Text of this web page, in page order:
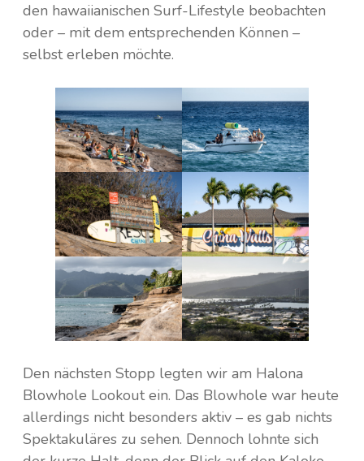
den hawaiianischen Surf-Lifestyle beobachten
oder – mit dem entsprechenden Können –
selbst erleben möchte.
Den nächsten Stopp legten wir am Halona
Blowhole Lookout ein. Das Blowhole war heute
allerdings nicht besonders aktiv – es gab nichts
Spektakuläres zu sehen. Dennoch lohnte sich